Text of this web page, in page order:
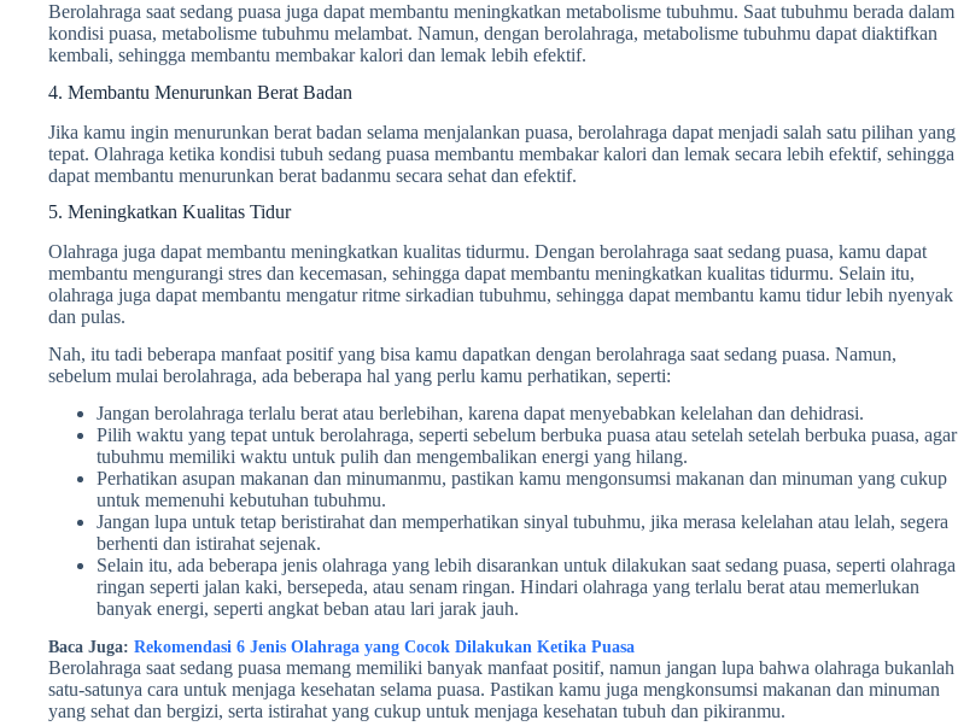
Berolahraga saat sedang puasa juga dapat membantu meningkatkan metabolisme tubuhmu. Saat tubuhmu berada dalam
kondisi puasa, metabolisme tubuhmu melambat. Namun, dengan berolahraga, metabolisme tubuhmu dapat diaktifkan
kembali, sehingga membantu membakar kalori dan lemak lebih efektif.
4. Membantu Menurunkan Berat Badan
Jika kamu ingin menurunkan berat badan selama menjalankan puasa, berolahraga dapat menjadi salah satu pilihan yang
tepat. Olahraga ketika kondisi tubuh sedang puasa membantu membakar kalori dan lemak secara lebih efektif, sehingga
dapat membantu menurunkan berat badanmu secara sehat dan efektif.
5. Meningkatkan Kualitas Tidur
Olahraga juga dapat membantu meningkatkan kualitas tidurmu. Dengan berolahraga saat sedang puasa, kamu dapat
membantu mengurangi stres dan kecemasan, sehingga dapat membantu meningkatkan kualitas tidurmu. Selain itu,
olahraga juga dapat membantu mengatur ritme sirkadian tubuhmu, sehingga dapat membantu kamu tidur lebih nyenyak
dan pulas.
Nah, itu tadi beberapa manfaat positif yang bisa kamu dapatkan dengan berolahraga saat sedang puasa. Namun,
sebelum mulai berolahraga, ada beberapa hal yang perlu kamu perhatikan, seperti:
Jangan berolahraga terlalu berat atau berlebihan, karena dapat menyebabkan kelelahan dan dehidrasi.
Pilih waktu yang tepat untuk berolahraga, seperti sebelum berbuka puasa atau setelah setelah berbuka puasa, agar
tubuhmu memiliki waktu untuk pulih dan mengembalikan energi yang hilang.
Perhatikan asupan makanan dan minumanmu, pastikan kamu mengonsumsi makanan dan minuman yang cukup
untuk memenuhi kebutuhan tubuhmu.
Jangan lupa untuk tetap beristirahat dan memperhatikan sinyal tubuhmu, jika merasa kelelahan atau lelah, segera
berhenti dan istirahat sejenak.
Selain itu, ada beberapa jenis olahraga yang lebih disarankan untuk dilakukan saat sedang puasa, seperti olahraga
ringan seperti jalan kaki, bersepeda, atau senam ringan. Hindari olahraga yang terlalu berat atau memerlukan
banyak energi, seperti angkat beban atau lari jarak jauh.
Baca Juga: Rekomendasi 6 Jenis Olahraga yang Cocok Dilakukan Ketika Puasa
Berolahraga saat sedang puasa memang memiliki banyak manfaat positif, namun jangan lupa bahwa olahraga bukanlah
satu-satunya cara untuk menjaga kesehatan selama puasa. Pastikan kamu juga mengkonsumsi makanan dan minuman
yang sehat dan bergizi, serta istirahat yang cukup untuk menjaga kesehatan tubuh dan pikiranmu.